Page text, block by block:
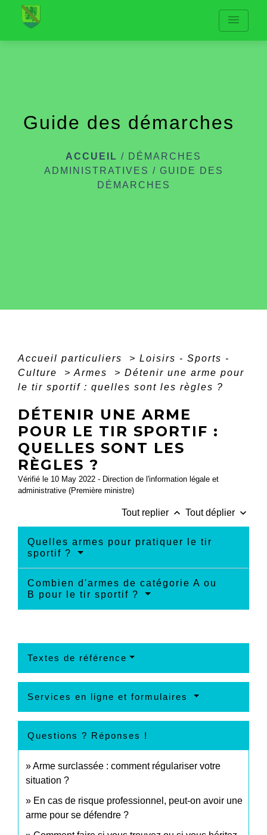
menu
Guide des démarches
ACCUEIL / DÉMARCHES
ADMINISTRATIVES / GUIDE DES
DÉMARCHES
Accueil particuliers > Loisirs - Sports -
Culture
> Armes > Détenir une arme pour
le tir sportif : quelles sont les règles ?
DÉTENIR UNE ARME
POUR LE TIR SPORTIF :
QUELLES SONT LES
RÈGLES ?
Vérifié le 10 May 2022 - Direction de l'information légale et
administrative (Première ministre)
Tout replier keyboard_arrow_up Tout déplier keyboard_arrow_down
Quelles armes pour pratiquer le tir
sportif ?
Combien d'armes de catégorie A ou
B pour le tir sportif ?
Textes de référence
Services en ligne et formulaires
Questions ? Réponses !
Arme surclassée : comment régulariser votre
situation ?
En cas de risque professionnel, peut-on avoir une
arme pour se défendre ?